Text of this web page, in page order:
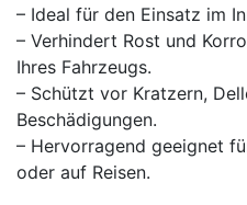
– Ideal für den Einsatz im
– Verhindert Rost und
Ihres Fahrzeugs.
– Schützt vor Kratzern,
Beschädigungen.
– Hervorragend geeignet
oder auf Reisen.